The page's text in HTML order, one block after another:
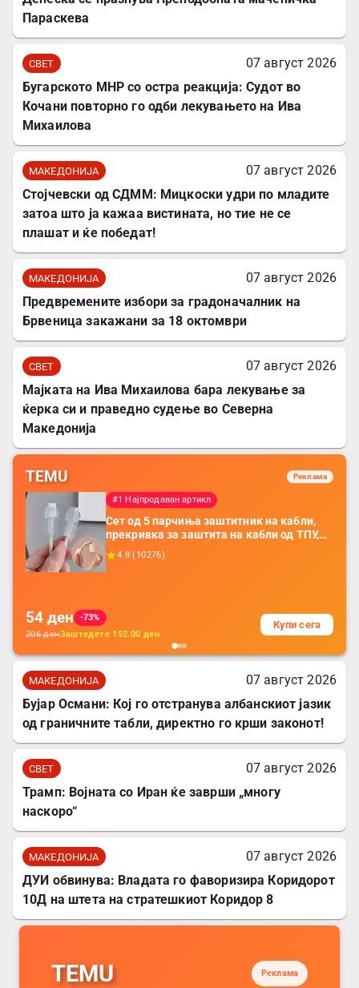
Параскева
СВЕТ
07 август 2026
Бугарското МНР со остра реакција: Судот во
Кочани повторно го одби лекувањето на Ива
Михаилова
МАКЕДОНИЈА
07 август 2026
Стојчевски од СДММ: Мицкоски удри по младите
затоа што ја кажаа вистината, но тие не се
плашат и ќе победат!
МАКЕДОНИЈА
07 август 2026
Предвремените избори за градоначалник на
Брвеница закажани за 18 октомври
СВЕТ
07 август 2026
Мајката на Ива Михаилова бара лекување за
ќерка си и праведно судење во Северна
Македонија
TEMU Реклама
#1 Најпродаван артикл
Сет од 5 парчиња заштитник на кабли,
прекривка за заштита на кабли од ТПУ,
додатоци за заштита на кабли, без
батерија, за мобилни телефони, комплет
4.8 ( 10276)
54 ден
-73%
206денЗаштедете 152.00 ден
Купи сега
МАКЕДОНИЈА
07 август 2026
Бујар Османи: Кој го отстранува албанскиот јазик
од граничните табли, директно го крши законот!
СВЕТ
07 август 2026
Трамп: Војната со Иран ќе заврши „многу
наскоро“
МАКЕДОНИЈА
07 август 2026
ДУИ обвинува: Владата го фаворизира Коридорот
10Д на штета на стратешкиот Коридор 8
TEMU Реклама